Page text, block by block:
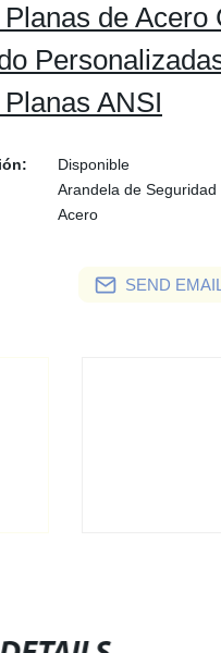
de Acero
ANSI
Disponible
Arandela de Seguridad
Acero
SEND